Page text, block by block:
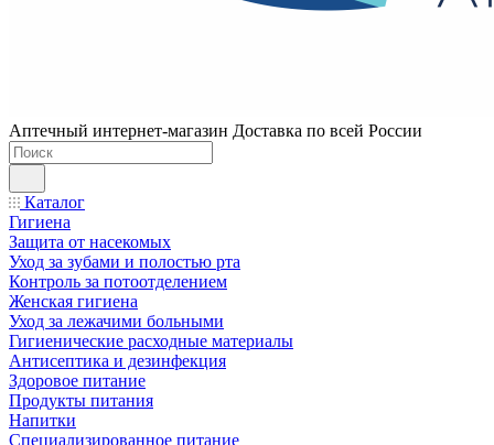
Аптечный интернет-магазин Доставка по всей России
Каталог
Гигиена
Защита от насекомых
Уход за зубами и полостью рта
Контроль за потоотделением
Женская гигиена
Уход за лежачими больными
Гигиенические расходные материалы
Антисептика и дезинфекция
Здоровое питание
Продукты питания
Напитки
Специализированное питание